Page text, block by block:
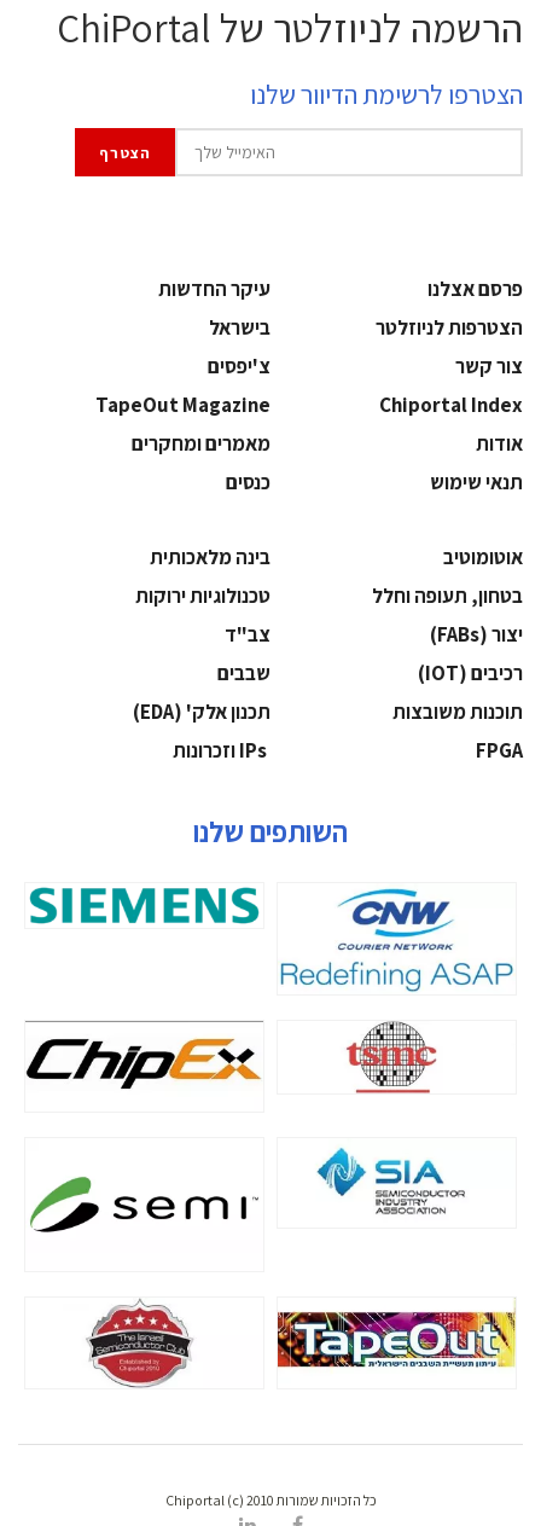
הרשמה לניוזלטר של ChiPortal
הצטרפו לרשימת הדיוור שלנו
פרסם אצלנו
עיקר החדשות
הצטרפות לניוזלטר
בישראל
צור קשר
צ'יפסים
Chiportal Index
TapeOut Magazine
אודות
מאמרים ומחקרים
תנאי שימוש
כנסים
אוטומוטיב
בינה מלאכותית
בטחון, תעופה וחלל
‫טכנולוגיות ירוקות‬
‫יצור (‪(FABs‬‬
‫צב"ד‬
‫רכיבים‬ (IOT)
‫שבבים‬
‫תוכנות משובצות‬
‫תכנון אלק' (‪(EDA‬‬
‫‪FPGA‬‬
השותפים שלנו
כל הזכויות שמורות Chiportal (c) 2010